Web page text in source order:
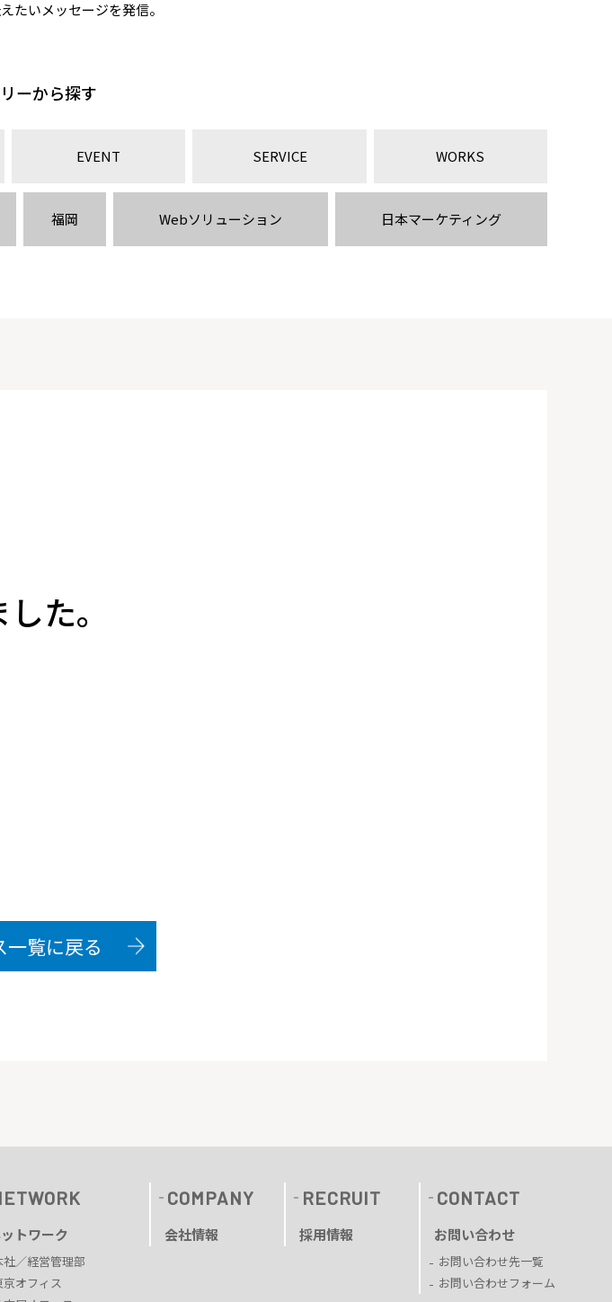
たいメッセージを発信。
ーから探す
EVENT SERVICE WORKS
福岡 Webソリューション 日本マーケティング
た。
一覧に戻る
トワーク
社／経営管理部
京オフィス
COMPANY
会社情報
RECRUIT
採用情報
CONTACT
お問い合わせ
お問い合わせ先一覧
お問い合わせフォーム